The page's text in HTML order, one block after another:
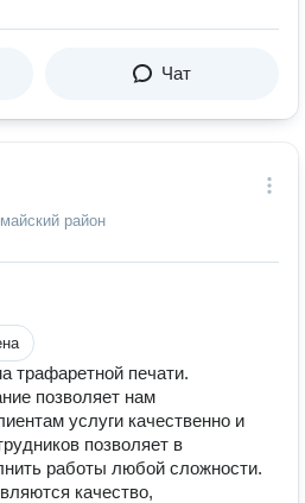
Чат
район
трафаретной печати.
позволяет нам
услуги качественно и
позволяет в
работы любой сложности.
качество,